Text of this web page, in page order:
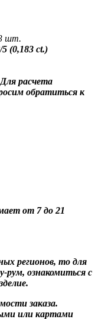
шт.
(0,183 ct.)
расчета
обратиться к
от 7 до 21
регионов, то для
рум, ознакомиться с
заказа.
или картами